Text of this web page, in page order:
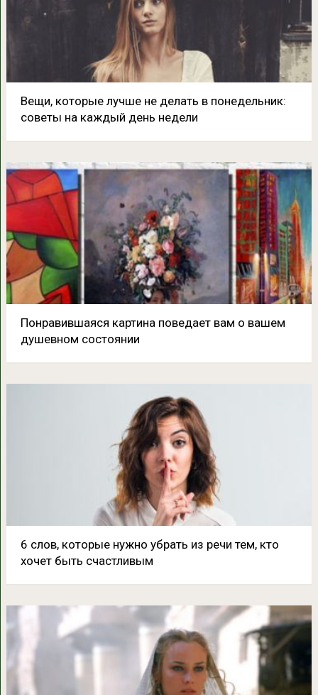
Вещи, которые лучше не делать в понедельник:
советы на каждый день недели
Понравившаяся картина поведает вам о вашем
душевном состоянии
6 слов, которые нужно убрать из речи тем, кто
хочет быть счастливым